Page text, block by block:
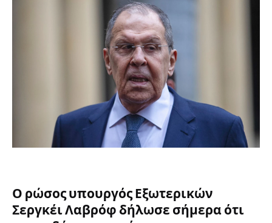
Ο ρώσος υπουργός Εξωτερικών
Σεργκέι Λαβρόφ δήλωσε σήμερα ότι